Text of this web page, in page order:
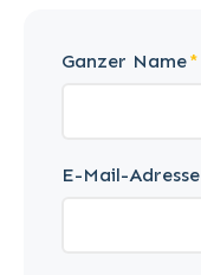
Ganzer Name
E-Mail-Adresse